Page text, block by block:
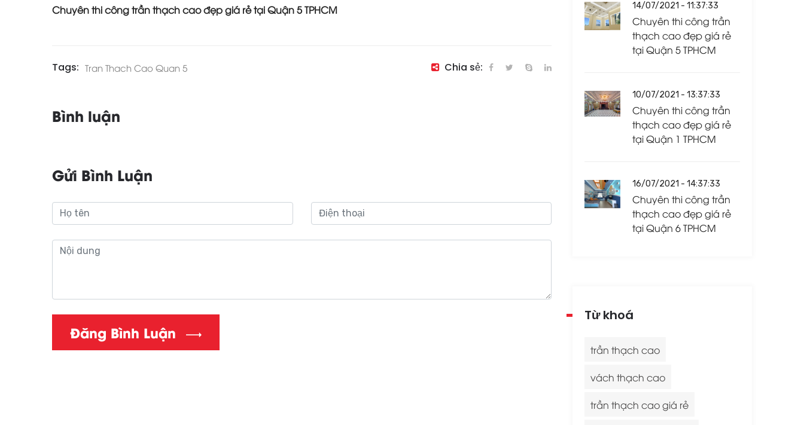
Chuyên thi công trần thạch cao đẹp giá rẻ tại Quận 5 TPHCM
Tags: Tran Thach Cao Quan 5 Chia sẻ:
Bình luận
Gửi Bình Luận
Đăng Bình Luận
14/07/2021 - 11:37:33
Chuyên thi công trần
thạch cao đẹp giá rẻ
tại Quận 5 TPHCM
10/07/2021 - 13:37:33
Chuyên thi công trần
thạch cao đẹp giá rẻ
tại Quận 1 TPHCM
16/07/2021 - 14:37:33
Chuyên thi công trần
thạch cao đẹp giá rẻ
tại Quận 6 TPHCM
Từ khoá
trần thạch cao
vách thạch cao
trần thạch cao giá rẻ